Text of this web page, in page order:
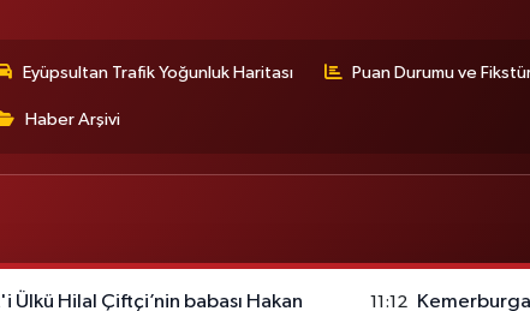
Eyüpsultan Trafik Yoğunluk Haritası Puan Durumu ve
Haber Arşivi
Ülkü Hilal Çiftçi’nin babası Hakan 11:12